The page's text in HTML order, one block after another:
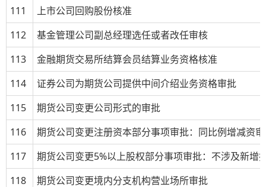
111
上市公司回购股份核准
112
基金管理公司副总经理选任或者改任审核
113
金融期货交易所结算会员结算业务资格核准
114
证券公司为期货公司提供中间介绍业务资格审批
115
期货公司变更公司形式的审批
116
期货公司变更注册资本部分事项审批：同比例增减资
117
期货公司变更5%以上股权部分事项审批：不涉及新增
118
期货公司变更境内分支机构营业场所审批